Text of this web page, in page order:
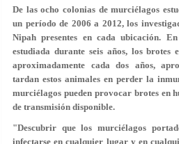
De las ocho colonias de murciélagos
un período de 2006 a 2012, los
Nipah presentes en cada ubicación.
estudiada durante seis años, los
aproximadamente cada dos años,
tardan estos animales en perder la
murciélagos pueden provocar brotes en
de transmisión disponible.
"Descubrir que los murciélagos
infectarse en cualquier lugar y en